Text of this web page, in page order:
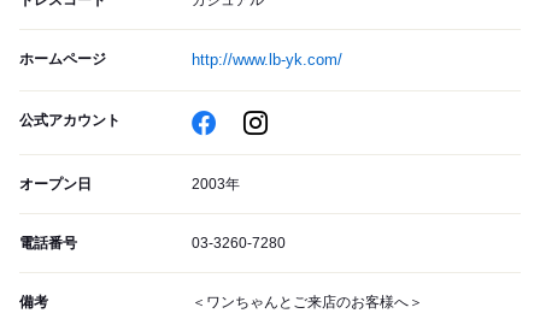
ホームページ http://www.lb-yk.com/
公式アカウント
オープン日 2003年
電話番号 03-3260-7280
備考 ＜ワンちゃんとご来店のお客様へ＞